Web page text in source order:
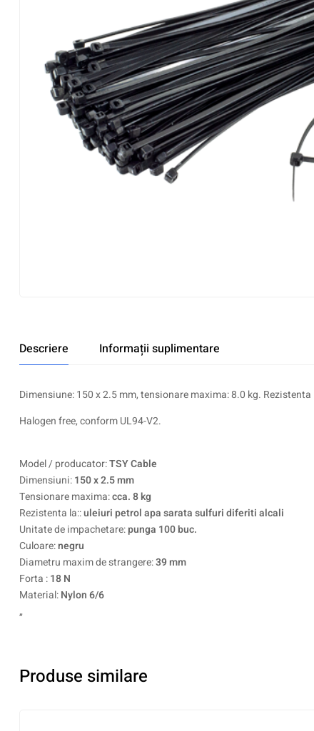
Descriere Informații suplimentare
Dimensiune: 150 x 2.5 mm, tensionare maxima: 8.0 kg.
Halogen free, conform UL94-V2.
Model / producator:TSY Cable
Dimensiuni:150 x 2.5 mm
Tensionare maxima:cca. 8 kg
Rezistenta la::uleiuri petrol apa sarata sulfuri diferiti alcali
Unitate de impachetare:punga 100 buc.
Culoare:negru
Diametru maxim de strangere:39 mm
Forta :18 N
Material:Nylon 6/6
„
Produse similare